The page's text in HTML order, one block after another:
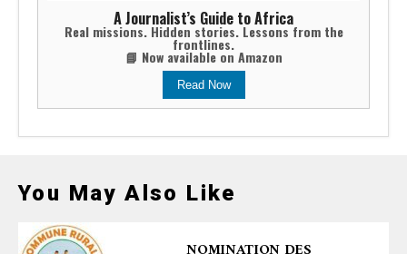
A Journalist’s Guide to Africa
Real missions. Hidden stories. Lessons from the
frontlines.
📘 Now available on Amazon
Read Now
You May Also Like